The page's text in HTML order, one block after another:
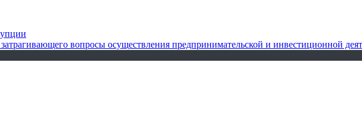
вопросы осуществления предпринимательской и инвестиционной